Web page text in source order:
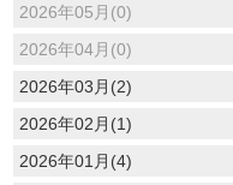
2026年05月(0)
2026年04月(0)
2026年03月(2)
2026年02月(1)
2026年01月(4)